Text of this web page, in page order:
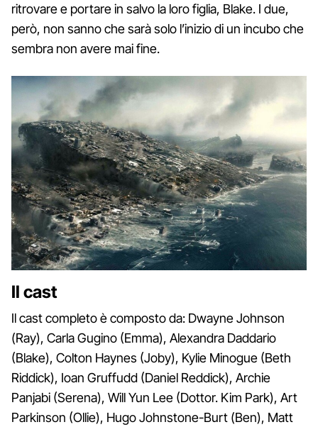
ritrovare e portare in salvo la loro figlia, Blake. I due,
però, non sanno che sarà solo l’inizio di un incubo che
sembra non avere mai fine.
Il cast
Il cast completo è composto da: Dwayne Johnson
(Ray), Carla Gugino (Emma), Alexandra Daddario
(Blake), Colton Haynes (Joby), Kylie Minogue (Beth
Riddick), Ioan Gruffudd (Daniel Reddick), Archie
Panjabi (Serena), Will Yun Lee (Dottor. Kim Park), Art
Parkinson (Ollie), Hugo Johnstone-Burt (Ben), Matt